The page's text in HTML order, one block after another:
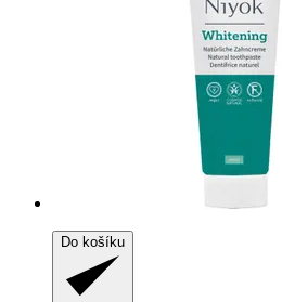
Do košíku